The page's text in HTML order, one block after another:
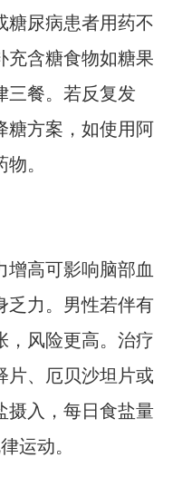
糖尿病患者用药不
充含糖食物如糖果
三餐。若反复发
糖方案，如使用阿
。
增高可影响脑部血
乏力。男性若伴有
，风险更高。治疗
片、厄贝沙坦片或
摄入，每日食盐量
运动。